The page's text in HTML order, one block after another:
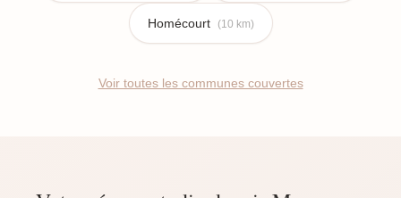
Homécourt (10 km)
Voir toutes les communes couvertes